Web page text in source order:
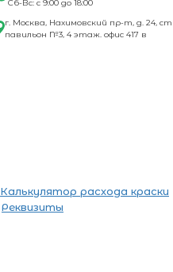
Сб-Вс: с 9:00 до 18:00
г. Москва, Нахимовский пр-т, д. 24,
павильон №3, 4 этаж. офис 417 в
Калькулятор расхода краски
Реквизиты